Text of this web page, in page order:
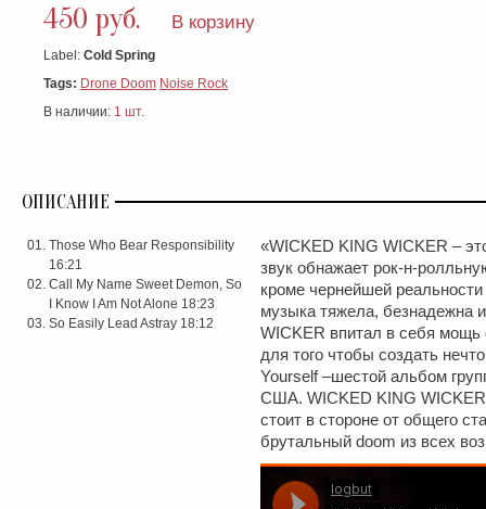
450 руб. В корзину
Label: Cold Spring
Tags: Drone Doom Noise Rock
В наличии: 1 шт.
ОПИСАНИЕ
Those Who Bear Responsibility
16:21
Call My Name Sweet Demon, So
I Know I Am Not Alone 18:23
So Easily Lead Astray 18:12
«WICKED KING WICKER –
звук обнажает рок-н-
кроме чернейшей
музыка тяжела, безнадежна
WICKER впитал в себя мощь
для того чтобы создать
Yourself –шестой альбом
США. WICKED KING
стоит в стороне от общего
брутальный doom из всех